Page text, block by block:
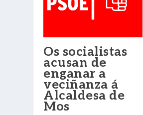
Os socialistas
acusan de
enganar a
veciñanza á
Alcaldesa de
Mos